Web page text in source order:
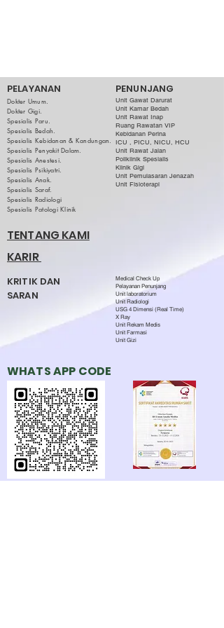
PELAYANAN PENUNJANG
Dokter Umum.
Dokter Gigi.
Spesialis Paru.
Spesialis Bedah.
Spesialis Kebidanan & Kandungan.
Spesialis Penyakit Dalam.
Spesialis Anestesi.
Spesialis Psikiyatri.
Spesialis Anak.
Spesialis Saraf.
Spesialis Radiologi
Spesialis Patologi Klinik
Unit Gawat Darurat
Unit Kamar Bedah
Unit Rawat Inap
Ruang Rawatan VIP
Kebidanan Perina
ICU , PICU, NICU, HCU
Unit Rawat Jalan
Poliklinik Spesialis
Klinik Gigi
Unit Pemulasaran Jenazah
Unit Fisioterapi
TENTANG KAMI
KARIR
KRITIK DAN
SARAN
Medical Check Up
Pelayanan Penunjang
Unit laboratorium
Unit Radiologi
USG 4 Dimensi (Real Time)
X Ray
Unit Rekam Medis
Unit Farmasi
Unit Gizi
WHATS APP CODE